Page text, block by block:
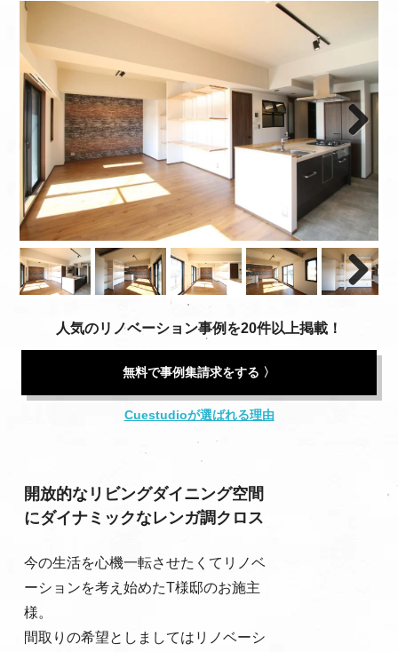
Next
Next
人気のリノベーション事例を20件以上掲載！
無料で事例集請求をする 〉
Cuestudioが選ばれる理由
開放的なリビングダイニング空間
にダイナミックなレンガ調クロス
今の生活を心機一転させたくてリノベ
ーションを考え始めたT様邸のお施主
様。
間取りの希望としましてはリノベーシ